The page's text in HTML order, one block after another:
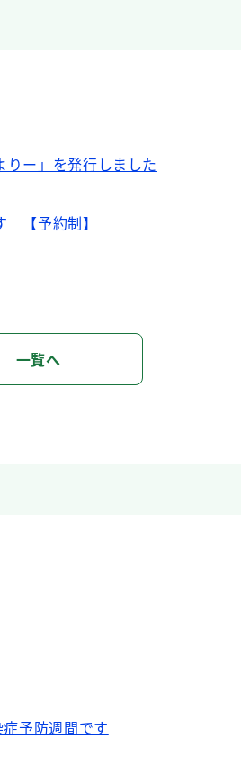
ー」を発行しました
【予約制】
【予約制】
約制】
一覧へ
予防週間です